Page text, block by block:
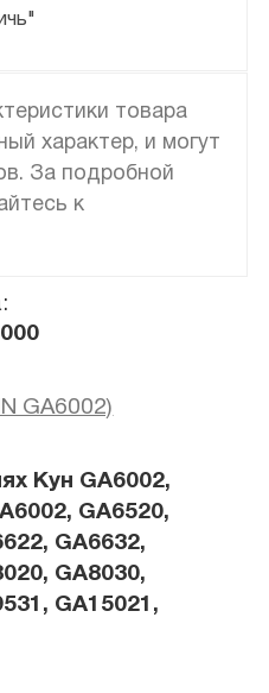
товара
характер, и могут
За подробной
к
GA6002)
Кун GA6002,
GA6520,
GA6632,
GA8030,
GA15021,